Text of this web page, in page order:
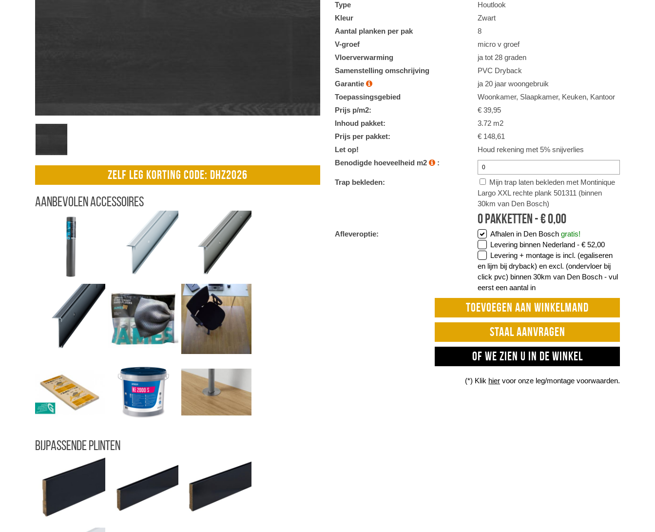
ZELF LEG KORTING CODE: DHZ2026
Aanbevolen accessoires
Bijpassende plinten
Type
Houtlook
Kleur
Zwart
Aantal planken per pak
8
V-groef
micro v groef
Vloerverwarming
ja tot 28 graden
Samenstelling omschrijving
PVC Dryback
Garantie
ja 20 jaar woongebruik
Toepassingsgebied
Woonkamer, Slaapkamer, Keuken, Kantoor
Prijs p/m2:
€ 39,95
Inhoud pakket:
3.72 m2
Prijs per pakket:
€ 148,61
Let op!
Houd rekening met 5% snijverlies
Benodigde hoeveelheid m2
:
Trap bekleden:
Mijn trap laten bekleden met Montinique
Largo XXL rechte plank 501311 (binnen
30km van Den Bosch)
0pakketten -€0,00
Afleveroptie: Afhalen in Den Bosch gratis!
Levering binnen Nederland - € 52,00
Levering + montage is incl. (egaliseren
en lijm bij dryback) en excl. (ondervloer bij
click pvc) binnen 30km van Den Bosch - vul
eerst een aantal in
TOEVOEGEN AAN WINKELMAND
STAAL AANVRAGEN
OF WE ZIEN U IN DE WINKEL
(*) Klik hier voor onze leg/montage voorwaarden.